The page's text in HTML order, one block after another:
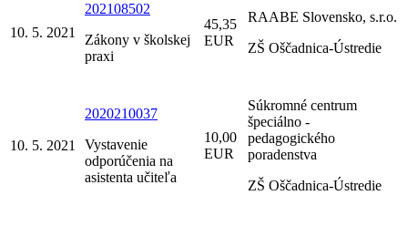
10. 5. 2021
202108502
Zákony v školskej
praxi
45,35
EUR
RAABE Slovensko, s.r.o.
ZŠ Oščadnica-Ústredie
10. 5. 2021
2020210037
Vystavenie
odporúčenia na
asistenta učiteľa
10,00
EUR
Súkromné centrum
špeciálno -
pedagogického
poradenstva
ZŠ Oščadnica-Ústredie